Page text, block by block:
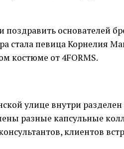
основателей
стала певица Корнелия
костюме от 4FORMS.
улице внутри
разные капсульные
клиентов